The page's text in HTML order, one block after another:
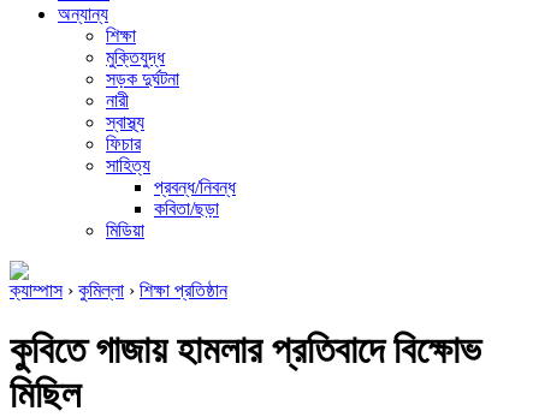
অন্যান্য
শিক্ষা
মুক্তিযুদ্ধ
সড়ক দুর্ঘটনা
নারী
স্বাস্থ্য
ফিচার
সাহিত্য
প্রবন্ধ/নিবন্ধ
কবিতা/ছড়া
মিডিয়া
ক্যাম্পাস› কুমিল্লা › শিক্ষা প্রতিষ্ঠান
কুবিতে গাজায় হামলার প্রতিবাদে বিক্ষোভ
মিছিল